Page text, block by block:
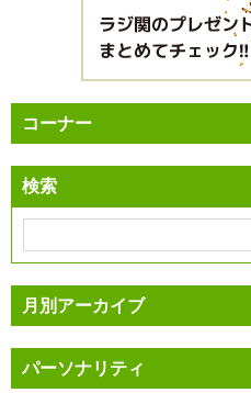
コーナー
検索
月別アーカイブ
パーソナリティ